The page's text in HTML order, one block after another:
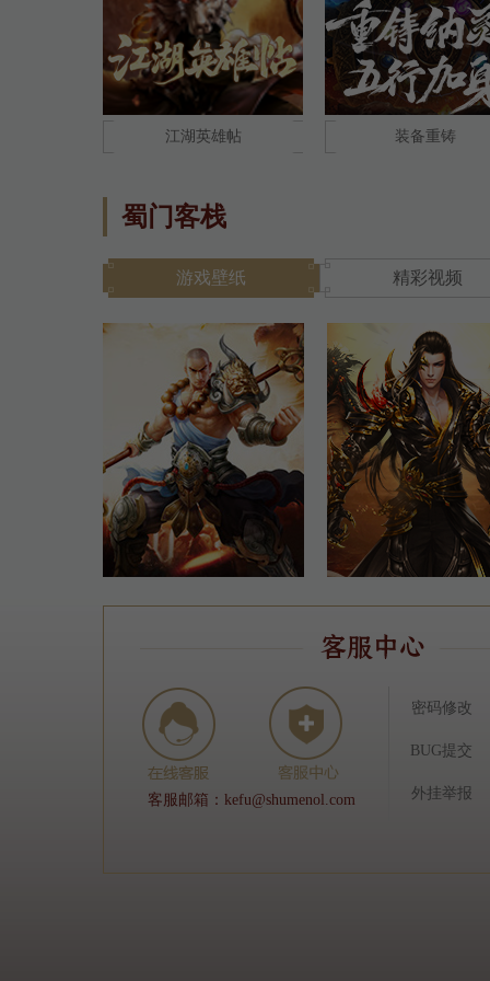
江湖英雄帖 装备重铸
蜀门客栈
游戏壁纸 精彩视频
客服邮箱：kefu@shumenol.com
密码修改
BUG提交
外挂举报